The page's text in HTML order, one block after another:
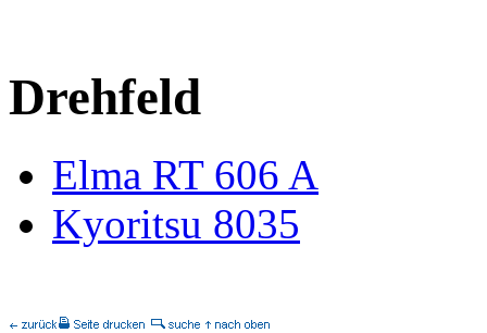
Drehfeld
Elma RT 606 A
Kyoritsu 8035